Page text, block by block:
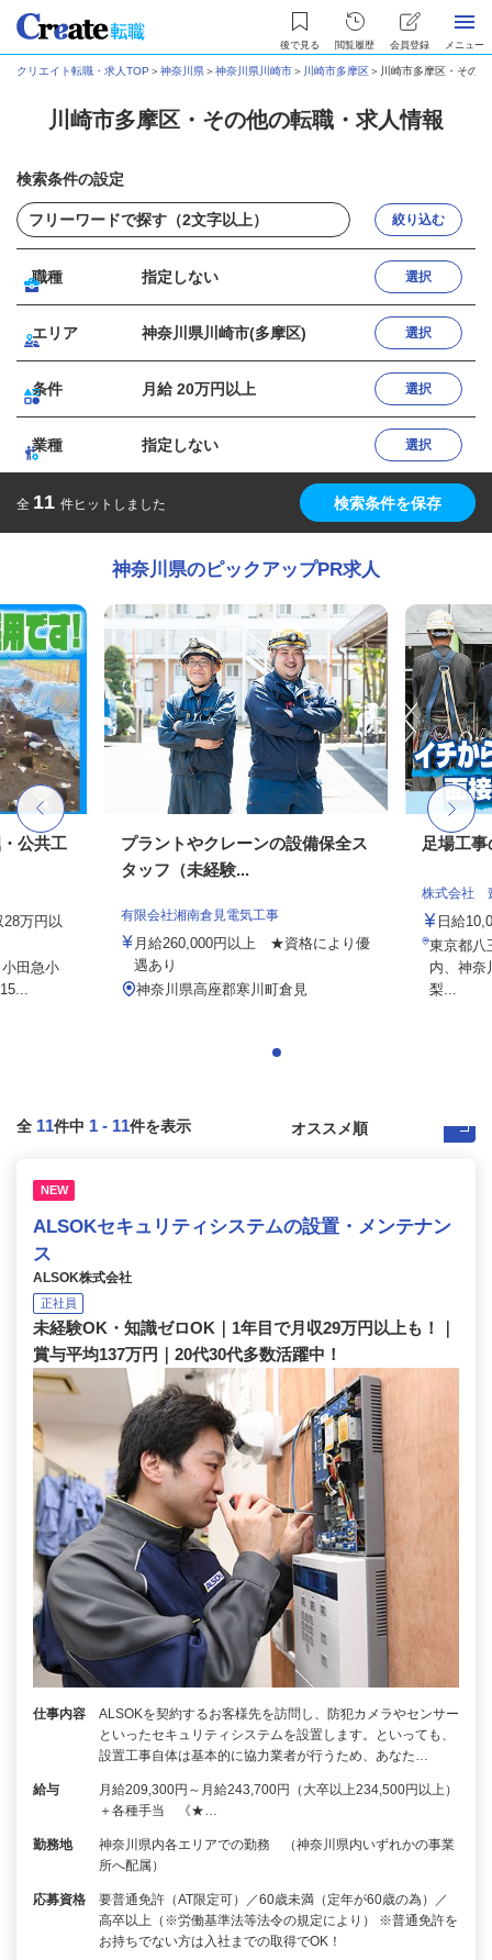
後で見る 閲覧履歴 会員登録 メニュー
クリエイト転職・求人TOP ＞神奈川県＞神奈川県川崎市＞ 川崎市多摩区＞ 川崎市多摩区・その
川崎市多摩区・その他の転職・求人情報
検索条件の設定
絞り込む
職種 指定しない 選択
エリア 神奈川県川崎市(多摩区) 選択
条件 月給 20万円以上 選択
業種 指定しない 選択
全 11 件ヒットしました 検索条件を保存
神奈川県のピックアップPR求人
公共工
万円以
田急小
プラントやクレーンの設備保全ス
タッフ（未経験...
有限会社湘南倉見電気工事
月給260,000円以上 ★資格により優
遇あり
神奈川県高座郡寒川町倉見
足場工
株式会社
日給
東京都八
内、神奈
梨...
全 11件中 1 - 11件を表示
NEW
ALSOKセキュリティシステムの設置・メンテナン
ス
ALSOK株式会社
正社員
未経験OK・知識ゼロOK｜1年目で月収29万円以上も！｜
賞与平均137万円｜20代30代多数活躍中！
仕事内容
ALSOKを契約するお客様先を訪問し、防犯カメラやセンサー
といったセキュリティシステムを設置します。といっても、
設置工事自体は基本的に協力業者が行うため、あなた…
給与
月給209,300円～月給243,700円（大卒以上234,500円以上）
＋各種手当 《★…
勤務地
神奈川県内各エリアでの勤務 （神奈川県内いずれかの事業
所へ配属）
応募資格
要普通免許（AT限定可）／60歳未満（定年が60歳の為）／
高卒以上（※労働基準法等法令の規定により） ※普通免許を
お持ちでない方は入社までの取得でOK！